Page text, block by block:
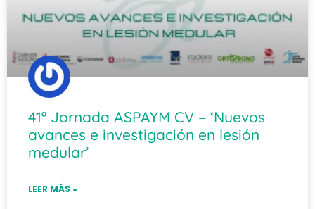
41ª Jornada ASPAYM CV – ‘Nuevos
avances e investigación en lesión
medular’
LEER MÁS »